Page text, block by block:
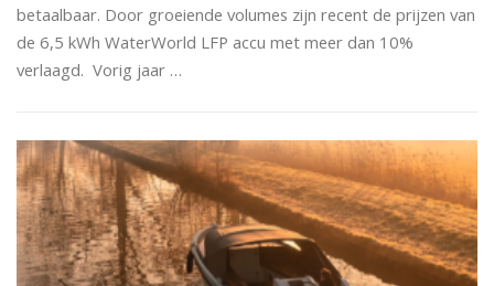
betaalbaar. Door groeiende volumes zijn recent de prijzen van
de 6,5 kWh WaterWorld LFP accu met meer dan 10%
verlaagd. Vorig jaar …